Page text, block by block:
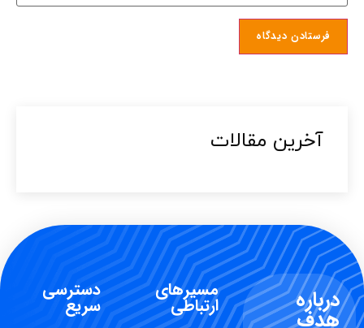
آخرین مقالات​
درباره
هدف
مسیرهای
ارتباطی
دسترسی
سریع